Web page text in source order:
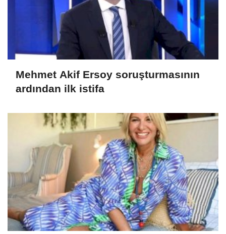
Mehmet Akif Ersoy soruşturmasının
ardından ilk istifa